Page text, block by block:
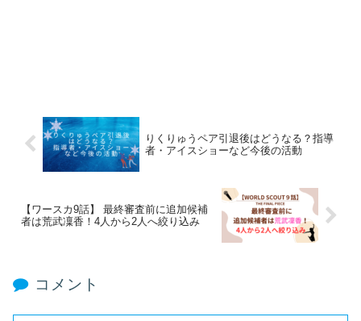
りくりゅうペア引退後はどうなる？指導
者・アイスショーなど今後の活動
【ワースカ9話】 最終審査前に追加候補
者は荒武凜香！4人から2人へ絞り込み
コメント